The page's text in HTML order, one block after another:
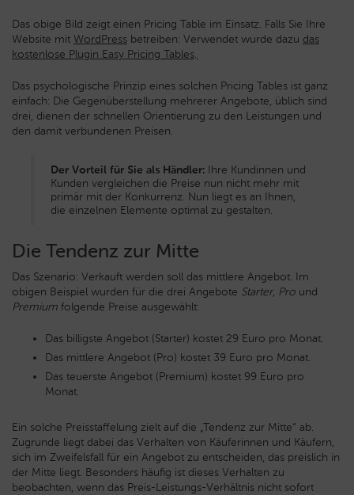
Das obige Bild zeigt einen Pricing Table im Einsatz. Falls Sie Ihre
Website mit WordPress betreiben: Verwendet wurde dazu das
kostenlose Plugin Easy Pricing Tables.
Das psychologische Prinzip eines solchen Pricing Tables ist ganz
einfach: Die Gegenüberstellung mehrerer Angebote, üblich sind
drei, dienen der schnellen Orientierung zu den Leistungen und
den damit verbundenen Preisen.
Der Vorteil für Sie als Händler: Ihre Kundinnen und
Kunden vergleichen die Preise nun nicht mehr mit
primär mit der Konkurrenz. Nun liegt es an Ihnen,
die einzelnen Elemente optimal zu gestalten.
Die Tendenz zur Mitte
Das Szenario: Verkauft werden soll das mittlere Angebot. Im
obigen Beispiel wurden für die drei Angebote Starter, Pro und
Premium folgende Preise ausgewählt:
Das billigste Angebot (Starter) kostet 29 Euro pro Monat.
Das mittlere Angebot (Pro) kostet 39 Euro pro Monat.
Das teuerste Angebot (Premium) kostet 99 Euro pro
Monat.
Ein solche Preisstaffelung zielt auf die „Tendenz zur Mitte“ ab.
Zugrunde liegt dabei das Verhalten von Käuferinnen und Käufern,
sich im Zweifelsfall für ein Angebot zu entscheiden, das preislich in
der Mitte liegt. Besonders häufig ist dieses Verhalten zu
beobachten, wenn das Preis-Leistungs-Verhältnis nicht sofort